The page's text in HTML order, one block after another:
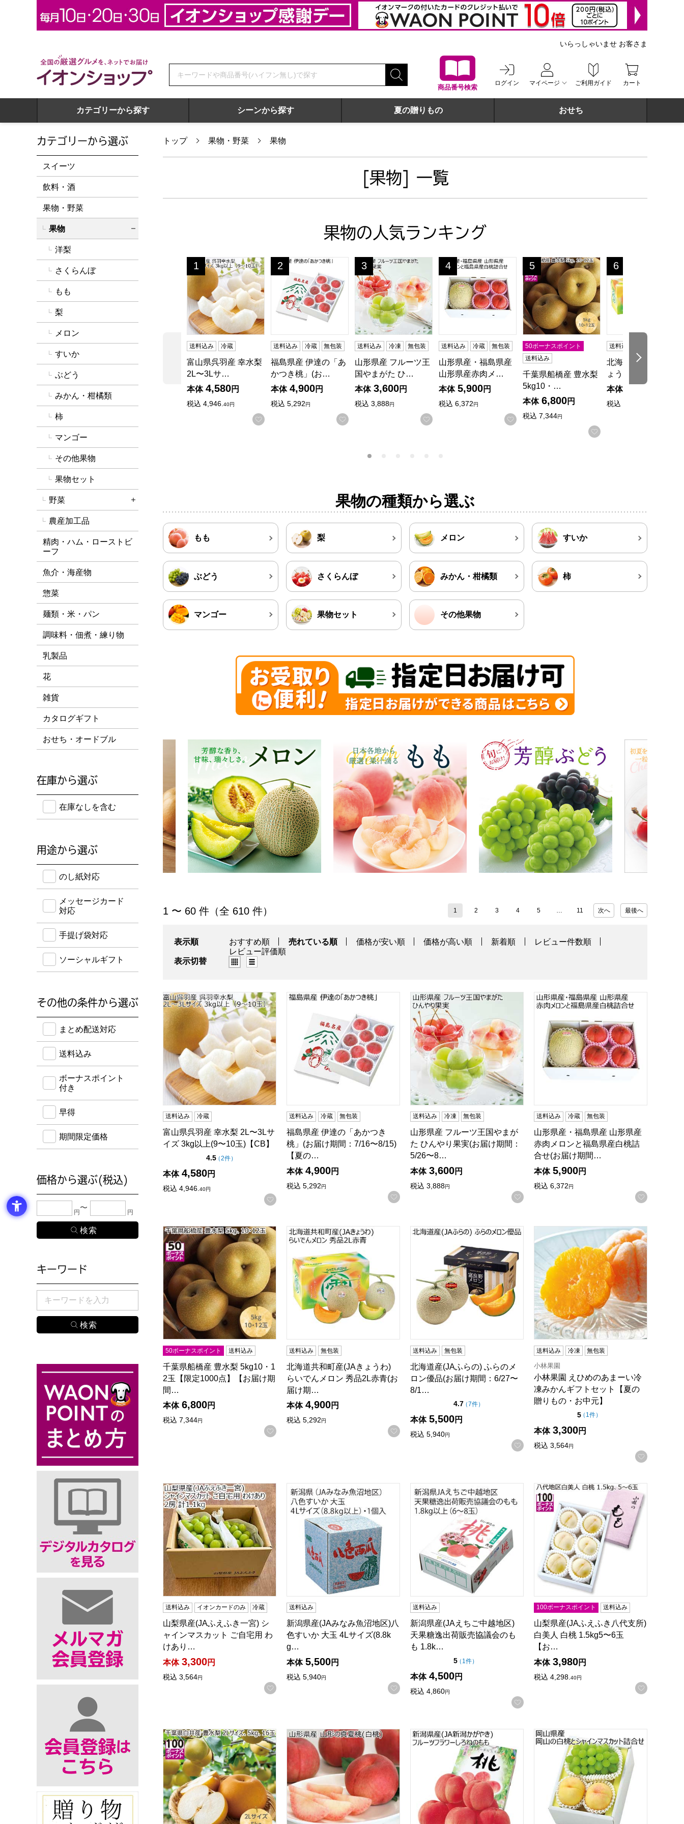
全国の厳選グルメを、ネットでお届け イオンショップ
商品番号検索
ログイン マイページ ご利用ガイド カート
いらっしゃいませ お客さま
カテゴリーから探す シーンから探す 夏の贈りもの おせち
トップ 果物・野菜 果物
[果物] 一覧
果物の人気ランキング
前の商品
富山県呉羽産 幸水梨 2L〜3Lサイズ 3kg以上(9〜10玉)【CB】
1
位
送料込み 冷蔵
富山県呉羽産 幸水梨
2L〜3Lサ…
本体 4,580円
税込 4,946.40円
お気に入りに登録する
福島県産 伊達の「あかつき桃」(お届け期間：7/16〜8/15)【夏の贈りもの・お中元】
2
位
送料込み 冷蔵 無包装
福島県産 伊達の「あ
かつき桃」(お…
本体 4,900円
税込 5,292円
お気に入りに登録する
山形県産 フルーツ王国やまがた ひんやり果実(お届け期間：5/26〜8/15)【夏の贈りもの・
3
位
送料込み 冷凍 無包装
山形県産 フルーツ王
国やまがた ひ…
本体 3,600円
税込 3,888円
お気に入りに登録する
山形県産・福島県産 山形県産赤肉メロンと福島県産白桃詰合せ(
4
位
送料込み 冷蔵 無包装
山形県産・福島県産
山形県産赤肉メ…
本体 5,900円
税込 6,372円
お気に入りに登録する
千葉県船橋産 豊水梨 5kg10・12玉【限定
5
位
50ボーナスポイント
送料込み
千葉県船橋産 豊水梨
5kg10・…
本体 6,800円
税込 7,344円
お気に入りに登録する
北海道共和町産(JA
6
位
送料込み
北海道共和町産(JAき
ょうわ) ら…
本体
税込
次の商品
果物の種類から選ぶ
もも 梨 メロン すいか
ぶどう さくらんぼ みかん・柑橘類 柿
マンゴー 果物セット その他果物
「果物」の商品一覧
1 〜 60 件（全 610 件） 1 2 3 4 5 11 次へ 最後へ
表示順 おすすめ順 売れている順 価格が安い順 価格が高い順 新着順
レビュー件数順
レビュー評価順
表示切替
グリッド表示（タイル表示）
富山県呉羽産 幸水梨 2L〜3Lサイズ 3kg以上(9〜10玉)【CB】
送料込み 冷蔵
富山県呉羽産 幸水梨 2L〜3Lサ
イズ 3kg以上(9〜10玉)【CB】
4.5点（5点満点中）
（2件の評価
）
本体 4,580円
税込 4,946.40円
お気に入りに登録する
福島県産 伊達の「あかつき桃」(お届け期間：7/16〜8/15)【夏の贈りもの・お中元】
送料込み 冷蔵 無包装
福島県産 伊達の「あかつき
桃」(お届け期間：7/16〜8/15)
【夏の…
本体 4,900円
税込 5,292円
お気に入りに登録する
山形県産 フルーツ王国やまがた ひんやり果実(お届け期間：5/26〜8/15)
送料込み 冷凍 無包装
山形県産 フルーツ王国やまが
た ひんやり果実(お届け期間：
5/26〜8…
本体 3,600円
税込 3,888円
お気に入りに登録する
山形県産・福島県産 山形県産赤肉メロ
送料込み 冷蔵 無包装
山形県産・福島県産 山形県産
赤肉メロンと福島県産白桃詰
合せ(お届け期間…
本体 5,900円
税込 6,372円
お気に入
千葉県船橋産 豊水梨 5kg10・12玉【限定1000点】【お届け期間:8/22(土)〜9/20(日)】【MK】
50ボーナスポイント 送料込み
千葉県船橋産 豊水梨 5kg10・1
2玉【限定1000点】【お届け期
間…
本体 6,800円
税込 7,344円
お気に入りに登録する
北海道共和町産(JAきょうわ) らいでんメロン 秀品2L赤青(お届け期間：7/15〜8/15)【夏の贈りもの・お中元】
送料込み 無包装
北海道共和町産(JAきょうわ)
らいでんメロン 秀品2L赤青(お
届け期…
本体 4,900円
税込 5,292円
お気に入りに登録する
北海道産(JAふらの) ふらのメロン優品(お届け期間：6/27〜8/15)【夏の贈
送料込み 無包装
北海道産(JAふらの) ふらのメ
ロン優品(お届け期間：6/27〜
8/1…
4.7点（5点満点中）
（7件の評価
）
本体 5,500円
税込 5,940円
お気に入りに登録する
小林果園 えひめのあまーい冷凍みかん
送料込み 冷凍 無包装
小林果園
小林果園 えひめのあまーい冷
凍みかんギフトセット【夏の
贈りもの・お中元】
5点（5点満点中）
（ 1件の評価
）
本体 3,300円
税込 3,564円
お気に入
山梨県産(JAふえふき一宮) シャインマスカット ご自宅用 わけあり 2房 計1.1kg【お届け期間：9月1日〜9月25日】【Ａセレクション8月】
送料込み イオンカードのみ 冷蔵
山梨県産(JAふえふき一宮) シ
ャインマスカット ご自宅用 わ
けあり…
本体 3,300円
税込 3,564円
お気に入りに登録する
新潟県産(JAみなみ魚沼地区)八色すいか 大玉 4Lサイズ(8.8kg以上)・1個入【お届け期間:8月1日〜8月20日】
送料込み
新潟県産(JAみなみ魚沼地区)八
色すいか 大玉 4Lサイズ(8.8k
g…
本体 5,500円
税込 5,940円
お気に入りに登録する
新潟県産(JAえちご中越地区) 天果糖逸出荷販売協議会のもも 1.8kg以上(6
送料込み
新潟県産(JAえちご中越地区)
天果糖逸出荷販売協議会のも
も 1.8k…
5点（5点満点中）
（ 1件の評価
）
本体 4,500円
税込 4,860円
お気に入りに登録する
山梨県産(JAふえふき八代支所) 白美人
100ボーナスポイント 送料込み
山梨県産(JAふえふき八代支所)
白美人 白桃 1.5kg5〜6玉
【お…
本体 3,980円
税込 4,298.40円
お気に入
千葉県白井産 豊水梨 2Lサイズ5kg16玉【お届け期間:8/22(土)〜9/20(日)】【MK】
山形県産 山形の真夏桃(白桃)(お届け期間：7/25〜8/15)【夏の贈りもの・お中元】
新潟県産(JA新潟かがやき) フルーツフラワーしろねのもも(お届け期間：
岡山県産 岡山の白桃とシャインマスカ
カテゴリーから選ぶ
スイーツ
飲料・酒
果物・野菜
果物
洋梨
さくらんぼ
もも
梨
メロン
すいか
ぶどう
みかん・柑橘類
柿
マンゴー
その他果物
果物セット
野菜
詳細を開く
農産加工品
精肉・ハム・ローストビ
ーフ
魚介・海産物
惣菜
麺類・米・パン
調味料・佃煮・練り物
乳製品
花
雑貨
カタログギフト
おせち・オードブル
在庫から選ぶ
在庫のない商品を含めて検索することができます。
在庫なしを含む
用途から選ぶ
のし紙・メッセージカード・手提げ袋に対応している商品から絞りこむことができます。
のし紙対応
メッセージカード
対応
手提げ袋対応
ソーシャルギフト
その他の条件から選ぶ
送料込み・ボーナスポイント付き・早得・期間限定商品から絞り込むことができます。
まとめ配送対応
送料込み
ボーナスポイント
付き
早得
期間限定価格
価格から選ぶ(税込)
下限金額・上限金額のどちらか１つまたは両方に、検索したい金額を入力してください。
円 円
キーワード
検索したい商品のキーワードを入力してください。